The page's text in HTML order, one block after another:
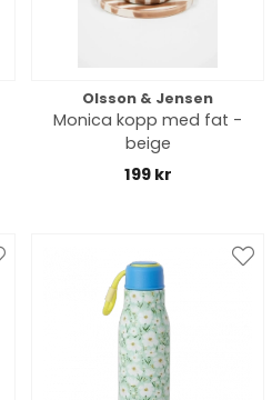
Olsson & Jensen
Monica kopp med fat -
beige
199 kr